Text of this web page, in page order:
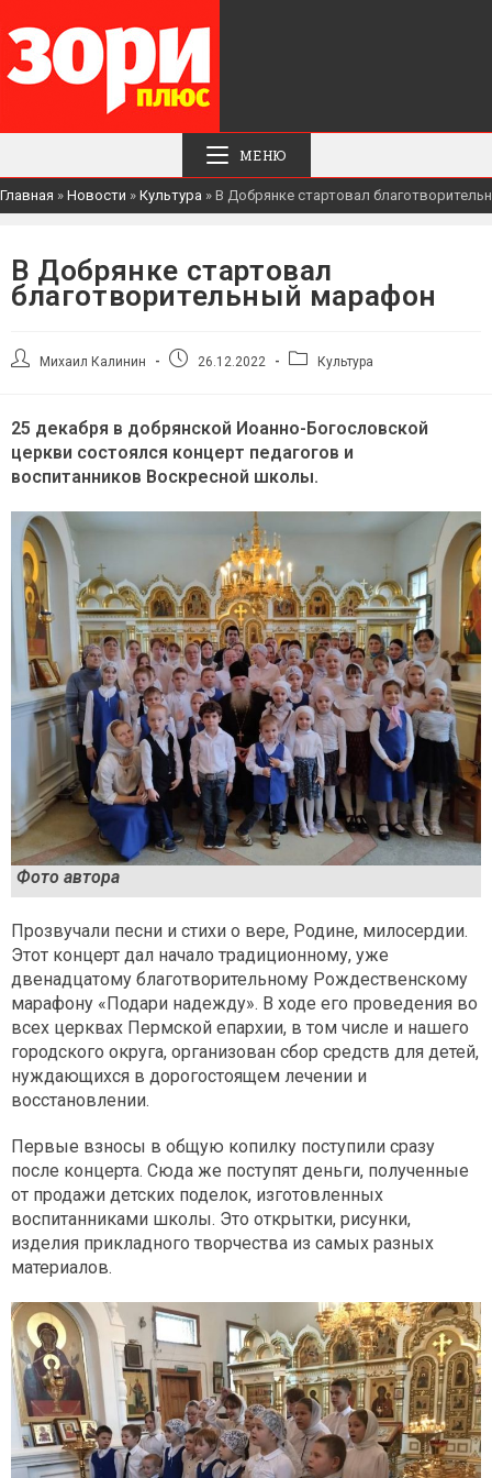
МЕНЮ
Главная » Новости » Культура » В Добрянке стартовал
В Добрянке стартовал
благотворительный марафон
АвторМихаил Калинин
Запись26.12.2022
РубрикаКультура
25 декабря в добрянской Иоанно-Богословской
церкви состоялся концерт педагогов и
воспитанников Воскресной школы.
Фото автора
Прозвучали песни и стихи о вере, Родине, милосердии.
Этот концерт дал начало традиционному, уже
двенадцатому благотворительному Рождественскому
марафону «Подари надежду». В ходе его проведения во
всех церквах Пермской епархии, в том числе и нашего
городского округа, организован сбор средств для детей,
нуждающихся в дорогостоящем лечении и
восстановлении.
Первые взносы в общую копилку поступили сразу
после концерта. Сюда же поступят деньги, полученные
от продажи детских поделок, изготовленных
воспитанниками школы. Это открытки, рисунки,
изделия прикладного творчества из самых разных
материалов.